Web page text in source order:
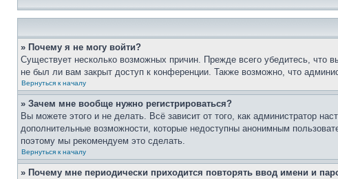
» Почему я не могу войти?
Существует несколько возможных причин. Прежде всего убедитесь, что
не был ли вам закрыт доступ к конференции. Также возможно, что
Вернуться к началу
» Зачем мне вообще нужно регистрироваться?
Вы можете этого и не делать. Всё зависит от того, как администратор
дополнительные возможности, которые недоступны анонимным
поэтому мы рекомендуем это сделать.
Вернуться к началу
» Почему мне периодически приходится повторять ввод имени и